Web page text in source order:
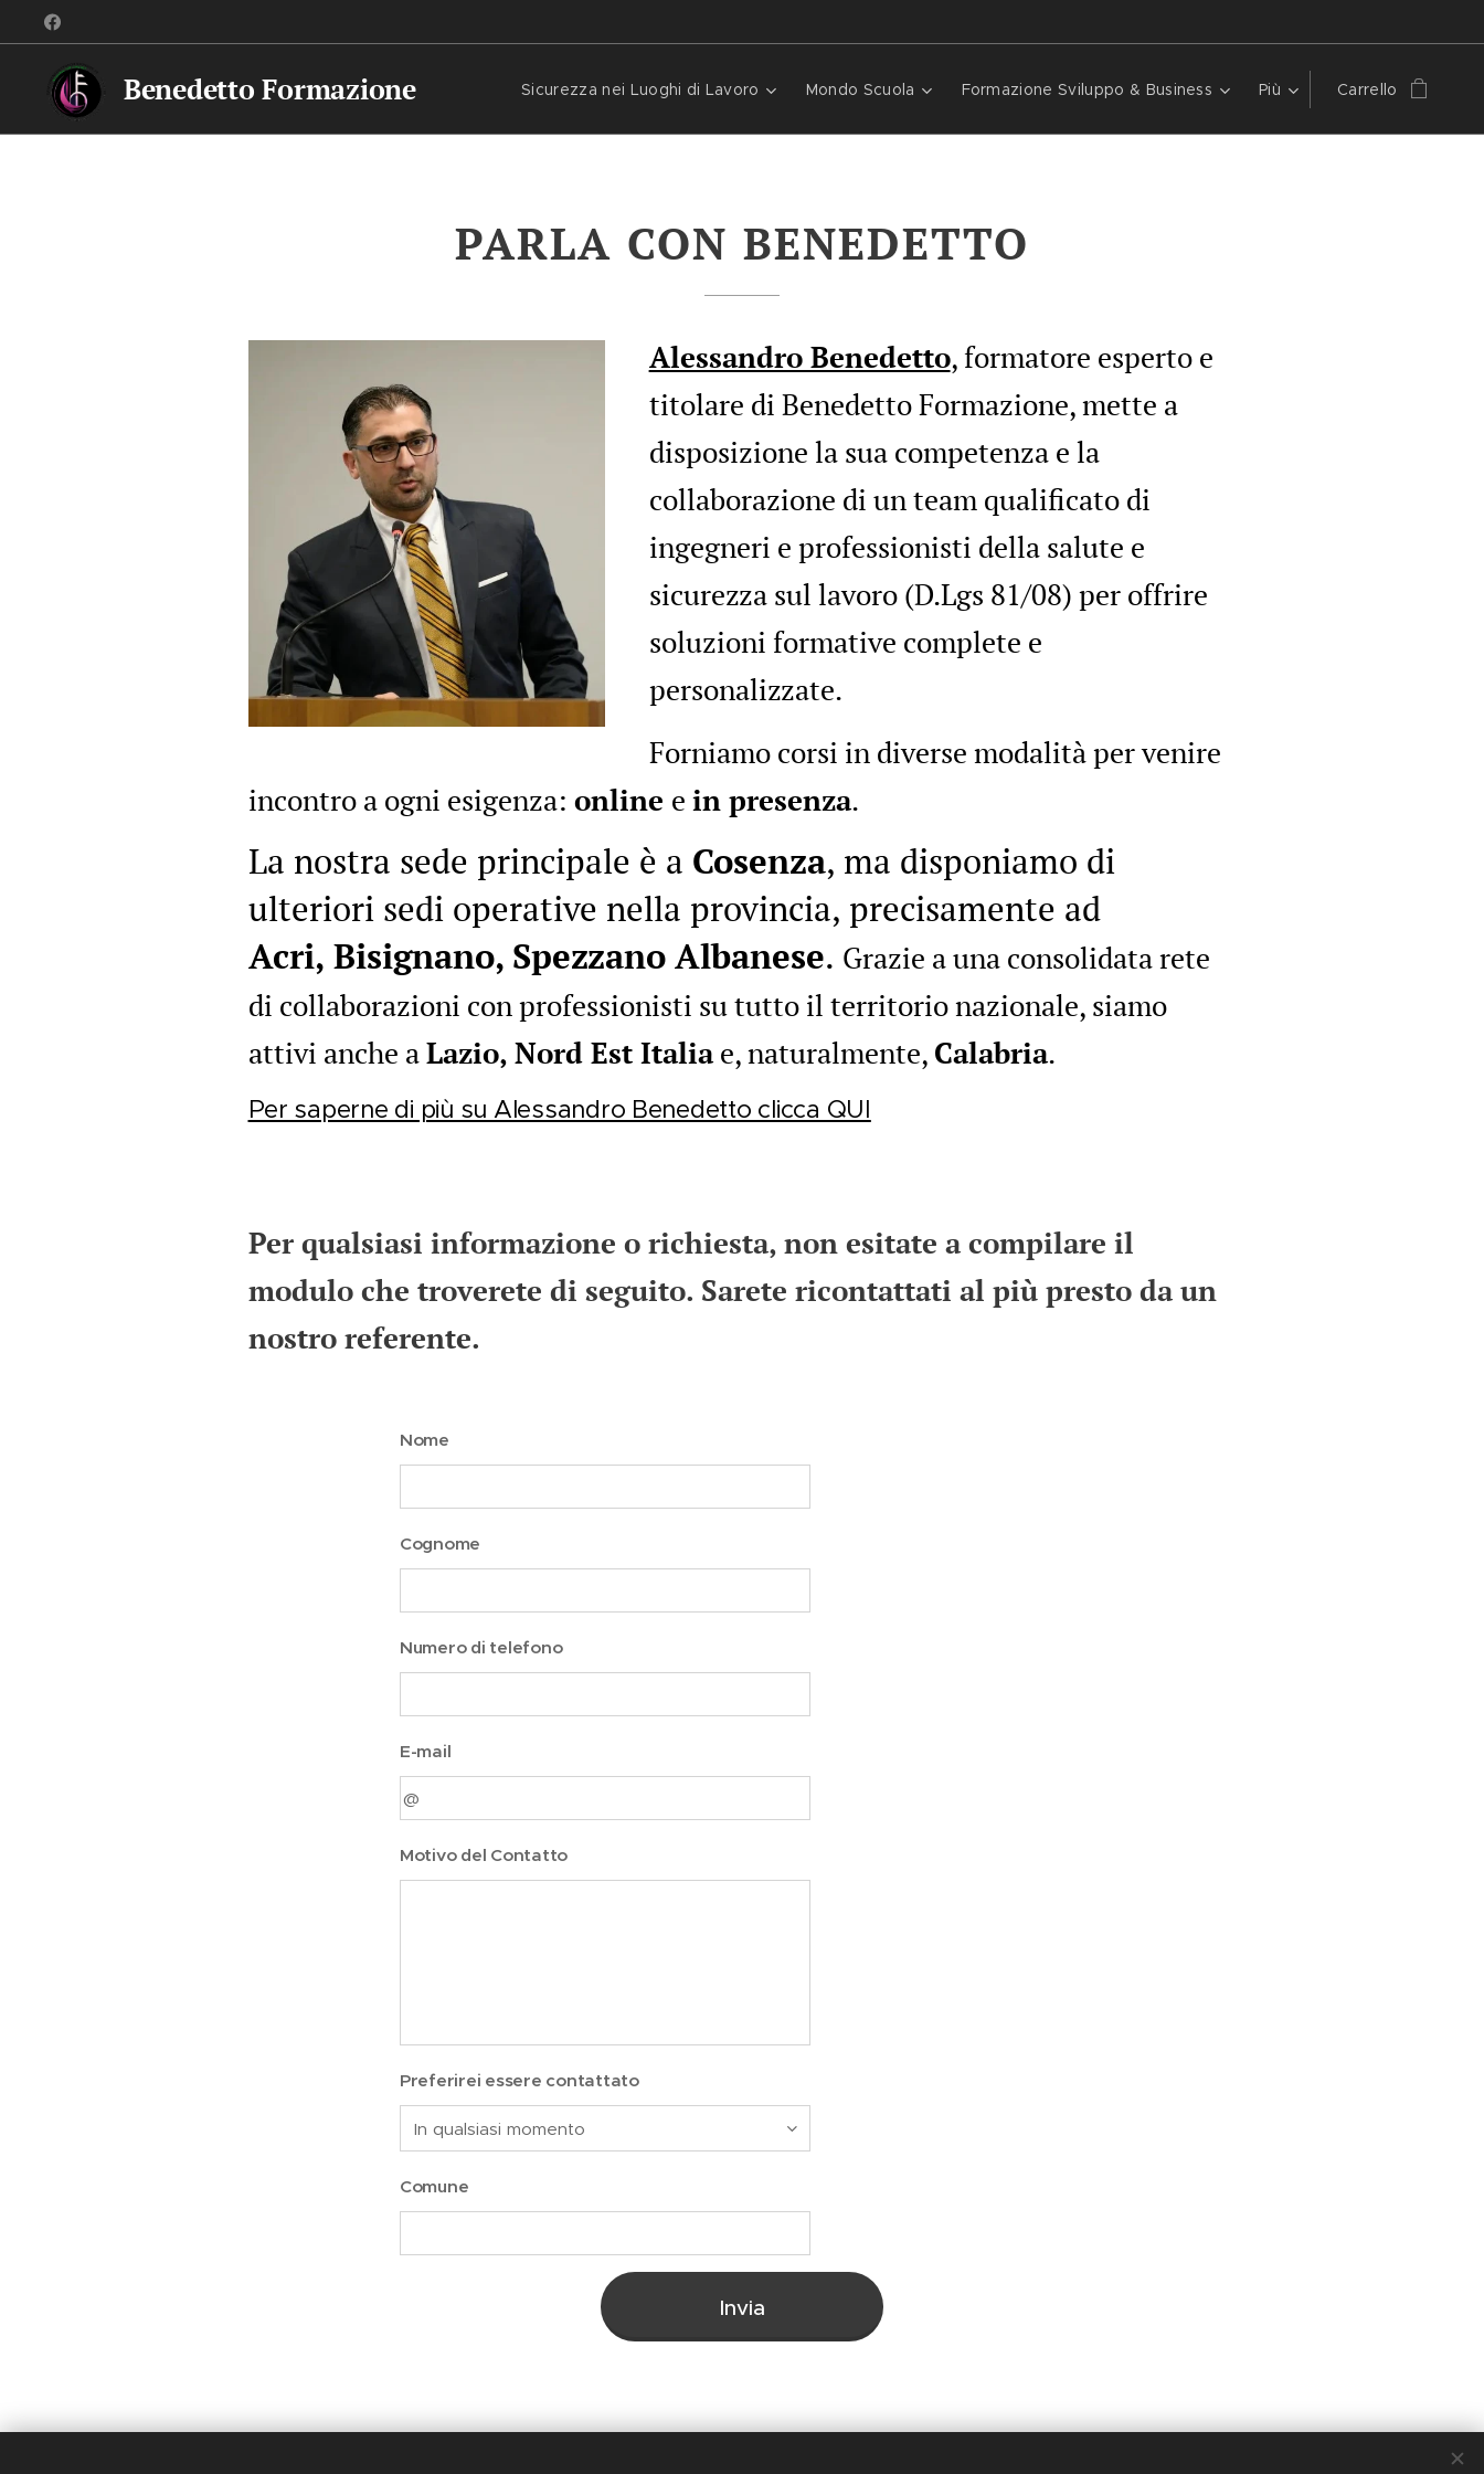
Benedetto Formazione Sicurezza nei Luoghi di Lavoro Mondo Scuola Formazione Sviluppo & Business Più Carrello
PARLA CON BENEDETTO
Alessandro Benedetto, formatore esperto e
titolare di Benedetto Formazione, mette a
disposizione la sua competenza e la
collaborazione di un team qualificato di
ingegneri e professionisti della salute e
sicurezza sul lavoro (D.Lgs 81/08) per offrire
soluzioni formative complete e
personalizzate.
Forniamo corsi in diverse modalità per venire
incontro a ogni esigenza: online e in presenza.
La nostra sede principale è a Cosenza, ma disponiamo di
ulteriori sedi operative nella provincia, precisamente ad
Acri, Bisignano, Spezzano Albanese. Grazie a una consolidata rete
di collaborazioni con professionisti su tutto il territorio nazionale, siamo
attivi anche aLazio, Nord Est Italiae, naturalmente, Calabria.
Per saperne di più su Alessandro Benedetto clicca QUI
Per qualsiasi informazione o richiesta, non esitate a compilare il
modulo che troverete di seguito. Sarete ricontattati al più presto da un
nostro referente.
Nome
Cognome
Numero di telefono
E-mail
Motivo del Contatto
Preferirei essere contattato
Comune
Invia